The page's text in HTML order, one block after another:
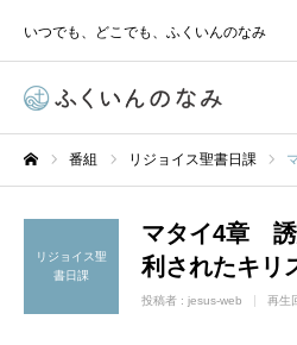
いつでも、どこでも、ふくいんのなみ
番組 リジョイス聖書日課
リジョイス聖
書日課
マタイ4章 誘
利されたキリ
投稿者 : jesus-web 再生